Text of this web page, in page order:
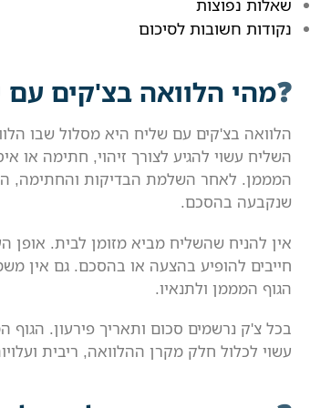
שאלות נפוצות
נקודות חשובות לסיכום
מהי הלוואה בצ'קים
הלוואה בצ'קים עם שליח היא מסלול שבו
השליח עשוי להגיע לצורך זיהוי, חתימה
המממן. לאחר השלמת הבדיקות והחתימה,
שנקבעה בהסכם.
אין להניח שהשליח מביא מזומן לבית.
חייבים להופיע בהצעה או בהסכם. גם אין
הגוף המממן ולתנאיו.
בכל צ'ק נרשמים סכום ותאריך פירעון.
עשוי לכלול חלק מקרן ההלוואה, ריבית